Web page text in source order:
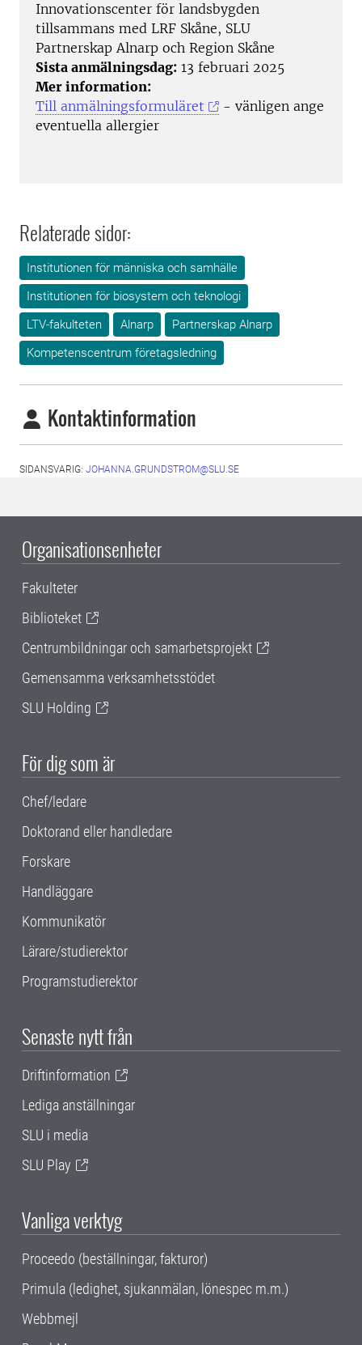
Innovationscenter för landsbygden
tillsammans med LRF Skåne, SLU
Partnerskap Alnarp och Region Skåne
Sista anmälningsdag: 13 februari 2025
Mer information:
Till anmälningsformuläret
- vänligen ange
eventuella allergier
Relaterade sidor:
Institutionen för människa och samhälle
Institutionen för biosystem och teknologi
LTV-fakulteten
Alnarp
Partnerskap Alnarp
Kompetenscentrum företagsledning
Kontaktinformation
SIDANSVARIG: JOHANNA.GRUNDSTROM@SLU.SE
Organisationsenheter
Fakulteter
Biblioteket
Centrumbildningar och samarbetsprojekt
Gemensamma verksamhetsstödet
SLU Holding
För dig som är
Chef/ledare
Doktorand eller handledare
Forskare
Handläggare
Kommunikatör
Lärare/studierektor
Programstudierektor
Senaste nytt från
Driftinformation
Lediga anställningar
SLU i media
SLU Play
Vanliga verktyg
Proceedo (beställningar, fakturor)
Primula (ledighet, sjukanmälan, lönespec m.m.)
Webbmejl